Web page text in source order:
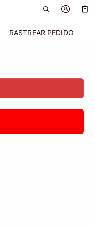
RASTREAR PEDIDO